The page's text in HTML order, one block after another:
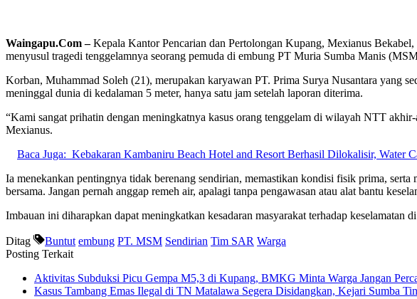
Waingapu.Com –Kepala Kantor Pencarian dan Pertolongan Kupang, Mexianus
menyusul tragedi tenggelamnya seorang pemuda di embung PT Muria Sumba Manis
Korban, Muhammad Soleh (21), merupakan karyawan PT. Prima Surya Nusantara yang
meninggal dunia di kedalaman 5 meter, hanya satu jam setelah laporan diterima.
“Kami sangat prihatin dengan meningkatnya kasus orang tenggelam di wilayah NTT
Mexianus.
Baca Juga: Kebakaran Kambaniru Beach Hotel and Resort Berhasil Dilokalisir, Water
Ia menekankan pentingnya tidak berenang sendirian, memastikan kondisi fisik prima,
bersama. Jangan pernah anggap remeh air, apalagi tanpa pengawasan atau alat bantu
Imbauan ini diharapkan dapat meningkatkan kesadaran masyarakat terhadap keselamatan
Ditag Buntut embung PT. MSM Sendirian Tim SAR Warga
Posting Terkait
Aktivitas Subduksi Picu Gempa M5,3 di Kupang, BMKG Minta Warga Jangan
Kasus Tambang Emas Ilegal di TN Matalawa Segera Disidangkan, Kejari Sumba